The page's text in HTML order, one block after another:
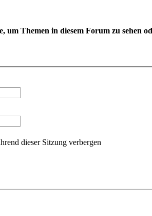
um Themen in diesem Forum zu sehen
dieser Sitzung verbergen